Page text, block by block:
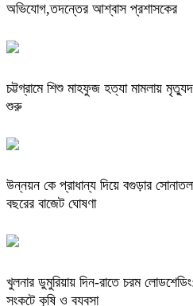
অভিযোগ,তদন্তের আশ্বাস প্রশাসকের
চট্টগ্রামে শিশু মাহফুজ হত্যা মামলায়
শুরু
উন্নয়ন কে প্রাধান্য দিয়ে বগুড়ার
বছরের বাজেট ঘোষণা
খুলনার ডুমুরিয়ায় দিন-রাতে চরম
সংকটে কৃষি ও ব্যবসা